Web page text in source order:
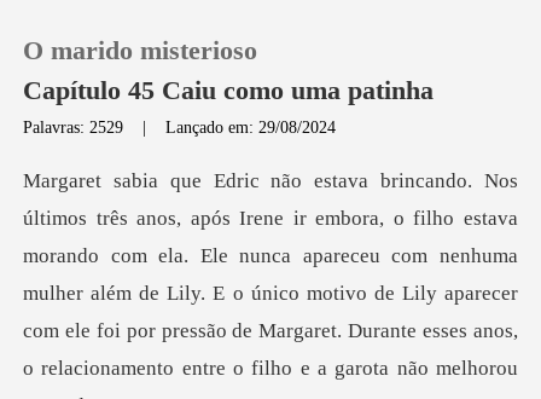
0
Loja
O marido misterioso
Capítulo 45 Caiu como uma patinha
Palavras: 2529 |Lançado em: 29/08/2024
ando com ela. Ele nunca apareceu com nenhuma
mulher além de Lily. E o único motivo de Lily aparecer
com ele fo